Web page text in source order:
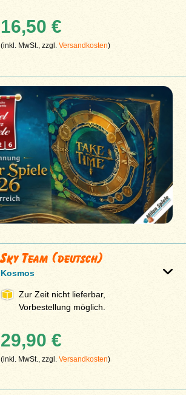
16,50 €
(inkl. MwSt., zzgl.Versandkosten)
Sky Team (deutsch)
Kosmos
Zur Zeit nicht lieferbar,
Vorbestellung möglich.
29,90 €
(inkl. MwSt., zzgl.Versandkosten)